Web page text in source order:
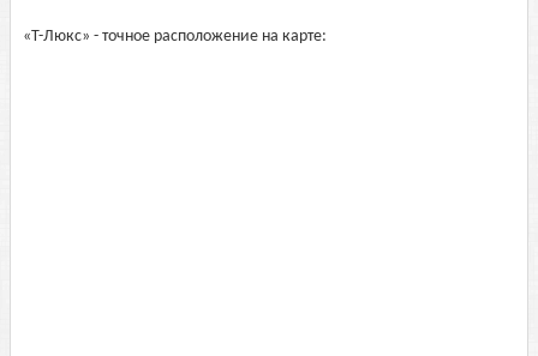
«Т-Люкс» - точное расположение на карте: